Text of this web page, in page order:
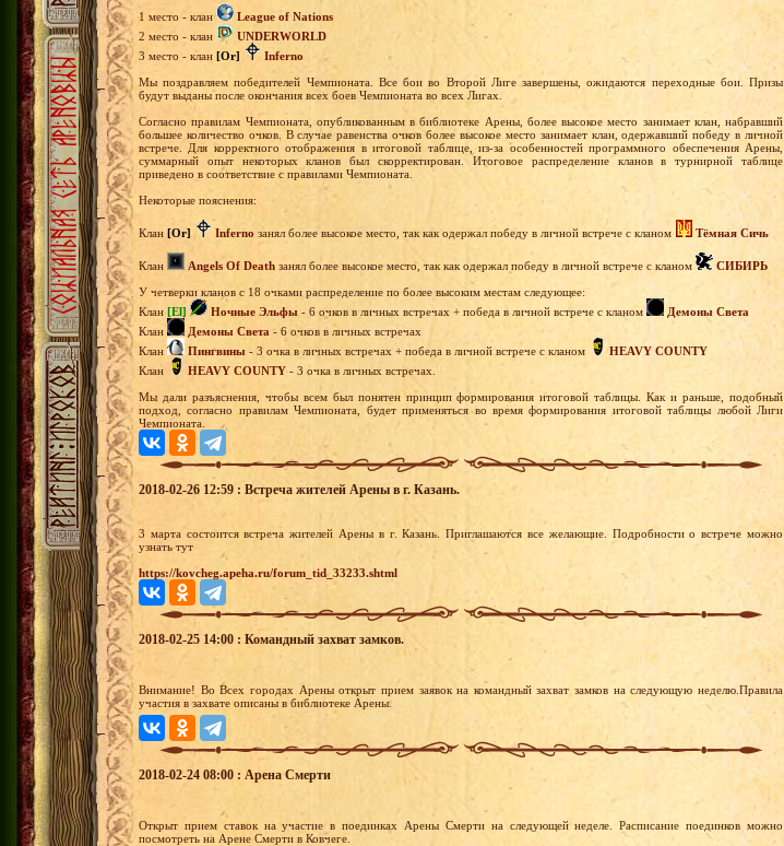
1 место - клан
League of Nations
2 место - клан
UNDERWORLD
3 место - клан [Or]
Inferno
Мы поздравляем победителей Чемпионата. Все бои во Второй Лиге завершены, ожидаются переходные бои. Призы
будут выданы после окончания всех боев Чемпионата во всех Лигах.
Согласно правилам Чемпионата, опубликованным в библиотеке Арены, более высокое место занимает клан, набравший
большее количество очков. В случае равенства очков более высокое место занимает клан, одержавший победу в личной
встрече. Для корректного отображения в итоговой таблице, из-за особенностей программного обеспечения Арены,
суммарный опыт некоторых кланов был скорректирован. Итоговое распределение кланов в турнирной таблице
приведено в соответствие с правилами Чемпионата.
Некоторые пояснения:
Клан [Or] Inferno занял более высокое место, так как одержал победу в личной встрече с кланом Тёмная Сичь
Клан Angels Of Death занял более высокое место, так как одержал победу в личной встрече с кланом
СИБИРЬ
У четверки кланов с 18 очками распределение по более высоким местам следующее:
Клан [El] Ночные Эльфы - 6 очков в личных встречах + победа в личной встрече с кланом
Демоны Света
Клан
Демоны Света - 6 очков в личных встречах
Клан
Пингвины - 3 очка в личных встречах + победа в личной встрече с кланом
HEAVY COUNTY
Клан
HEAVY COUNTY - 3 очка в личных встречах.
Мы дали разъяснения, чтобы всем был понятен принцип формирования итоговой таблицы. Как и раньше, подобный
подход, согласно правилам Чемпионата, будет применяться во время формирования итоговой таблицы любой Лиги
Чемпионата.
2018-02-26 12:59 : Встреча жителей Арены в г. Казань.
3 марта состоится встреча жителей Арены в г. Казань. Приглашаются все желающие. Подробности о встрече можно
узнать тут
https://kovcheg.apeha.ru/forum_tid_33233.shtml
2018-02-25 14:00 : Командный захват замков.
Внимание! Во Всех городах Арены открыт прием заявок на командный захват замков на следующую неделю.Правила
участия в захвате описаны в библиотеке Арены.
2018-02-24 08:00 : Арена Смерти
Открыт прием ставок на участие в поединках Арены Смерти на следующей неделе. Расписание поединков можно
посмотреть на Арене Смерти в Ковчеге.